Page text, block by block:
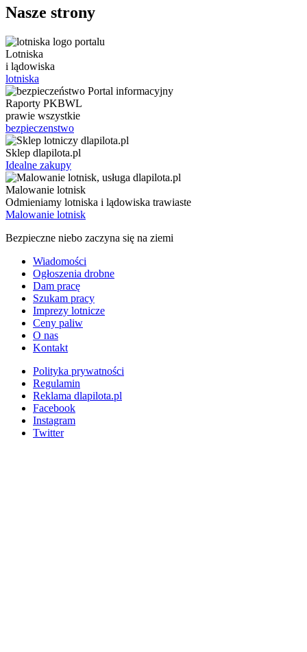
Nasze strony
Lotniska
i lądowiska
lotniska
Raporty PKBWL
prawie wszystkie
bezpieczenstwo
Sklep dlapilota.pl
Idealne zakupy
Malowanie lotnisk
Odmieniamy lotniska i lądowiska trawiaste
Malowanie lotnisk
Bezpieczne niebo zaczyna się na ziemi
Wiadomości
Ogłoszenia drobne
Dam pracę
Szukam pracy
Imprezy lotnicze
Ceny paliw
O nas
Kontakt
Polityka prywatności
Regulamin
Reklama dlapilota.pl
Facebook
Instagram
Twitter